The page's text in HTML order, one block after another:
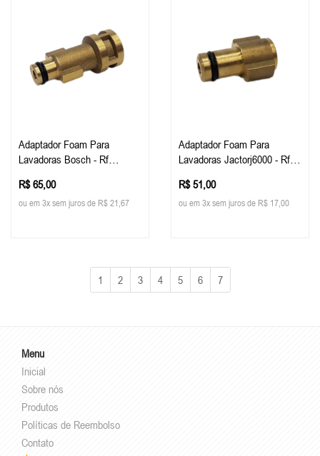
Adaptador Foam Para
Lavadoras Bosch - Rf
R$ 65,00
ou em 3x sem juros de R$ 21,67
Adaptador Foam Para
Lavadoras Jactorj6000 - Rf
R$ 51,00
ou em 3x sem juros de R$ 17,00
1 2 3 4 5 6 7
Menu
Inicial
Sobre nós
Produtos
Políticas de Reembolso
Contato